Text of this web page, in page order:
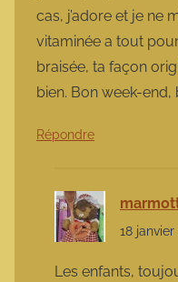
cas, j’adore et je ne
vitaminée a tout
braisée, ta façon
bien. Bon week-end,
Répondre
18
Les enfants,